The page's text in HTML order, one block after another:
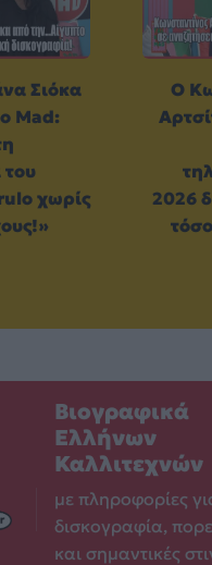
Σιόκα
Mad:
του
χωρίς
Ο
2026
Βιογραφικά
Ελλήνων
Καλλιτεχνών
με πληροφορίες
δισκογραφία,
και σημαντικές